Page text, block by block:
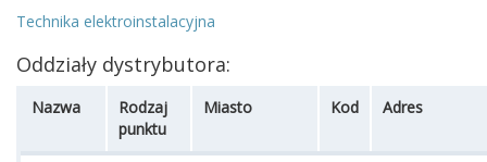
Technika elektroinstalacyjna
Oddziały dystrybutora:
Nazwa
Rodzaj
punktu
Miasto Kod Adres